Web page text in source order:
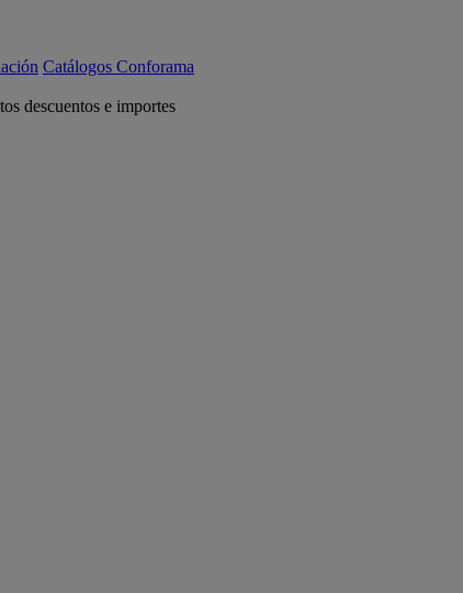
Catálogos Conforama
descuentos e importes